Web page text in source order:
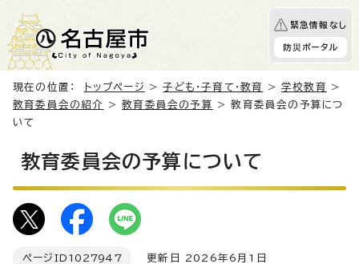
緊急情報なし
防災ポータル
現在の位置： トップページ >子ども・子育て・教育 >学校教育
>
教育委員会の紹介
>教育委員会の予算
> 教育委員会の予算につ
いて
教育委員会の予算について
ページID 1027947 更新日 2026年6月1日